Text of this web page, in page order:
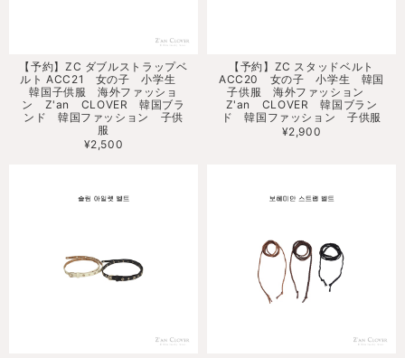
【予約】ZC ダブルストラップベ
ルト ACC21 女の子 小学生
韓国子供服 海外ファッショ
ン Z'an CLOVER 韓国ブラ
ンド 韓国ファッション 子供
服
¥2,500
【予約】ZC スタッドベルト
ACC20 女の子 小学生 韓国
子供服 海外ファッション
Z'an CLOVER 韓国ブラン
ド 韓国ファッション 子供服
¥2,900